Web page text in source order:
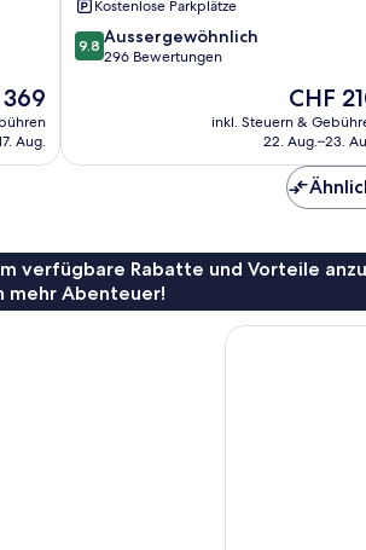
369
Aug.
Kostenlose Parkplätze
9.8
von
9.8 Aussergewöhnlich
296 Bewertungen
Der
Preis
beträgt
CHF
inkl. Steuern &
22. Aug.–23.
verfügbare Rabatte und Vorteile
mehr Abenteuer!